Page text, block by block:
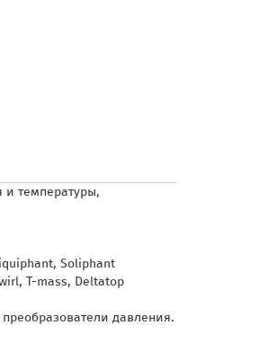
и температуры,
Soliphant
T-mass, Deltatop
давления.